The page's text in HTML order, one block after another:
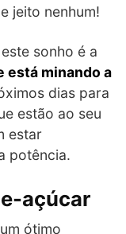
jeito nenhum!
sonho é a
está minando a
dias para
estão ao seu
estar
potência.
açúcar
ótimo